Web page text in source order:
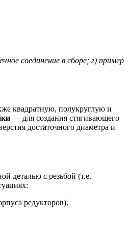
соединение в сборе; г) пример
квадратную, полукруглую и
— для создания стягивающего
достаточного диаметра и
деталью с резьбой (т.е.
редукторов).